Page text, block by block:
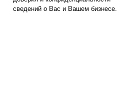
сведений о Вас и Вашем бизнесе.